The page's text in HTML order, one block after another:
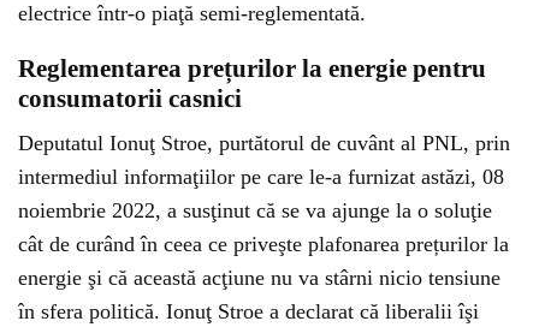
electrice într-o piaţă semi-reglementată.
Reglementarea prețurilor la energie pentru
consumatorii casnici
Deputatul Ionuţ Stroe, purtătorul de cuvânt al PNL, prin
intermediul informaţiilor pe care le-a furnizat astăzi, 08
noiembrie 2022, a susţinut că se va ajunge la o soluţie
cât de curând în ceea ce priveşte plafonarea prețurilor la
energie şi că această acţiune nu va stârni nicio tensiune
în sfera politică. Ionuţ Stroe a declarat că liberalii îşi